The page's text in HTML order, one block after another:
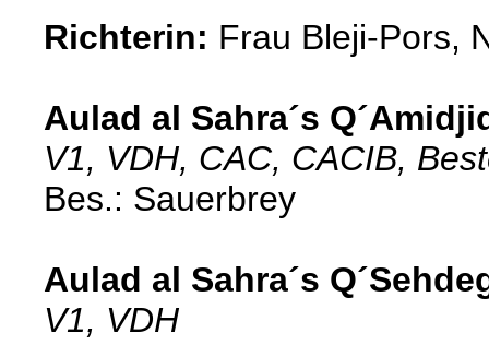
Richterin: Frau Bleji-Pors,
Aulad al Sahra´s
V1, VDH, CAC, CACIB,
Bes.: Sauerbrey
Aulad al Sahra´s
V1, VDH